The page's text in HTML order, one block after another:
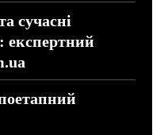
сучасні
експертний